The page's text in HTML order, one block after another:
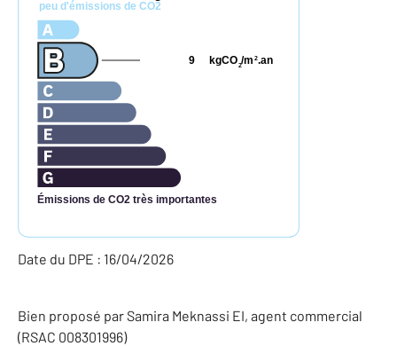
peu d'émissions de CO2
Émissions de CO2 très importantes
kgCO2/m 2.an
9
Date du DPE : 16/04/2026
Bien proposé parSamira Meknassi EI, agent commercial
(RSAC 008301996)